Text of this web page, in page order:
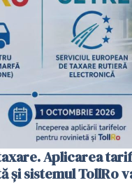
Aplicarea
şi sistemul TollRo